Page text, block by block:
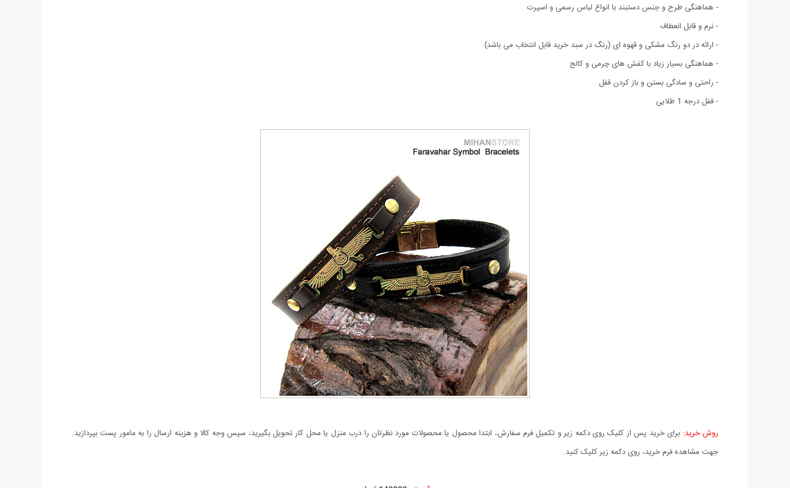
- هماهنگی طرح و جنس دستبند با انواع لباس رسمی و اسپرت
- نرم و قابل انعطاف
- ارائه در دو رنگ مشکی و قهوه ای (رنگ در سبد خرید قابل انتخاب می باشد)
- هماهنگی بسیار زیاد با کفش های چرمی و کالج
- راحتی و سادگی بستن و باز کردن قفل
- قفل درجه 1 طلایی
روش خرید: برای خرید پس از کلیک روی دکمه زیر و تکمیل فرم سفارش، ابتدا محصول یا محصولات مورد نظرتان را درب منزل یا محل کار تحویل بگیرید، سپس وجه کالا و هزینه ارسال را به مامور پست بپردازید.
جهت مشاهده فرم خرید، روی دکمه زیر کلیک کنید.